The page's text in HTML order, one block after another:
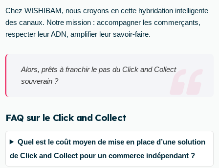
Chez WISHIBAM, nous croyons en cette hybridation intelligente
des canaux. Notre mission : accompagner les commerçants,
respecter leur ADN, amplifier leur savoir-faire.
Alors, prêts à franchir le pas du Click and Collect
souverain ?
FAQ sur le Click and Collect
Quel est le coût moyen de mise en place d’une solution
de Click and Collect pour un commerce indépendant ?